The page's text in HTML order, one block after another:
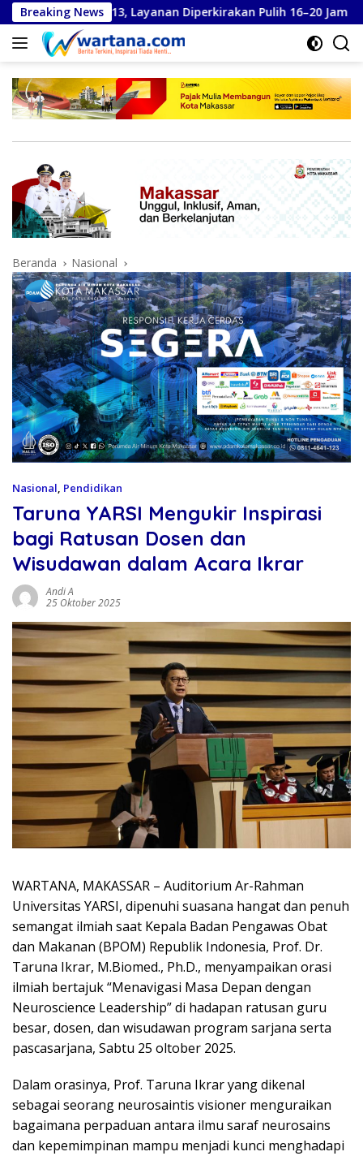
Langsung
ke
konten
Breaking News
13, Layanan Diperkirakan Pulih 16–20 Jam Kemarau
Beranda Nasional
Nasional, Pendidikan
Taruna YARSI Mengukir Inspirasi
bagi Ratusan Dosen dan
Wisudawan dalam Acara Ikrar
Andi A
25 Oktober 2025
WARTANA, MAKASSAR – Auditorium Ar-Rahman
Universitas YARSI, dipenuhi suasana hangat dan penuh
semangat ilmiah saat Kepala Badan Pengawas Obat
dan Makanan (BPOM) Republik Indonesia, Prof. Dr.
Taruna Ikrar, M.Biomed., Ph.D., menyampaikan orasi
ilmiah bertajuk “Menavigasi Masa Depan dengan
Neuroscience Leadership” di hadapan ratusan guru
besar, dosen, dan wisudawan program sarjana serta
pascasarjana, Sabtu 25 oltober 2025.
Dalam orasinya, Prof. Taruna Ikrar yang dikenal
sebagai seorang neurosaintis visioner menguraikan
bagaimana perpaduan antara ilmu saraf neurosains
dan kepemimpinan mampu menjadi kunci menghadapi